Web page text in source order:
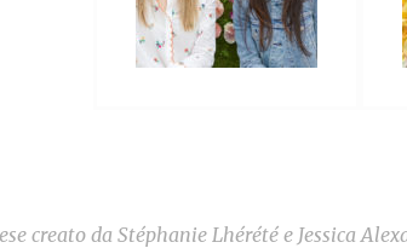
creato da Stéphanie Lhérété e Jessica